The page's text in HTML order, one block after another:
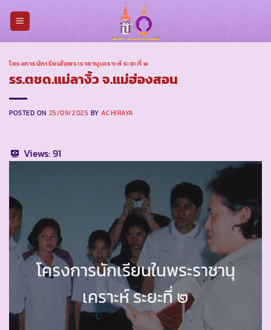
โครงการนักเรียนในพระราชานุเคราะห์ ระยะที่ ๒
รร.ตชด.แม่ลางิ้ว จ.แม่ฮ่องสอน
POSTED ON 25/09/2025 BYACHIRAYA
Views:91
โครงการนักเรียนในพระราชานุ
เคราะห์ ระยะที่ ๒